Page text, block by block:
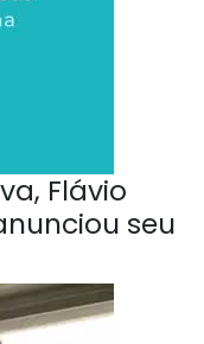
Flávio
seu